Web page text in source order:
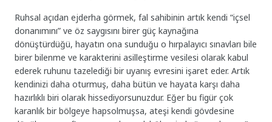
Ruhsal açıdan ejderha görmek, fal sahibinin artık kendi “içsel
donanımını” ve öz saygısını birer güç kaynağına
dönüştürdüğü, hayatın ona sunduğu o hırpalayıcı sınavları bile
birer bilenme ve karakterini asilleştirme vesilesi olarak kabul
ederek ruhunu tazelediği bir uyanış evresini işaret eder. Artık
kendinizi daha oturmuş, daha bütün ve hayata karşı daha
hazırlıklı biri olarak hissediyorsunuzdur. Eğer bu figür çok
karanlık bir bölgeye hapsolmuşsa, ateşi kendi gövdesine